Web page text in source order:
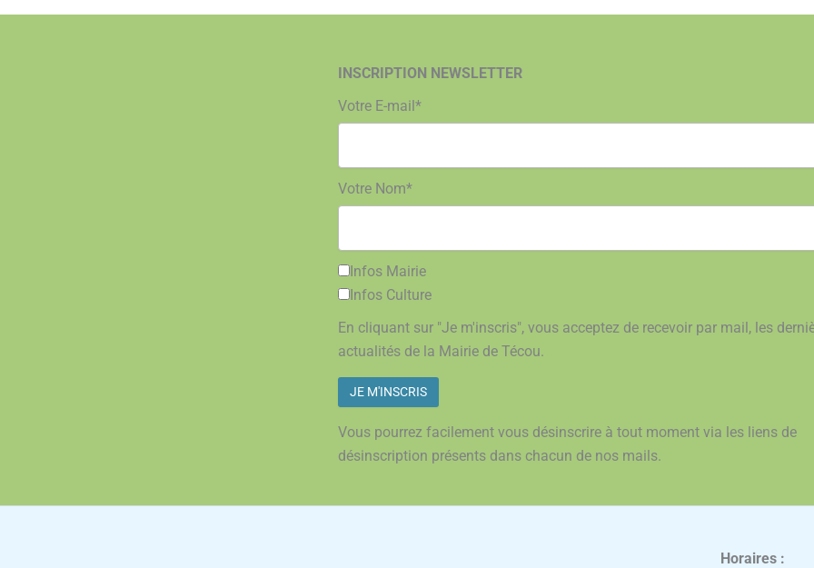
INSCRIPTION NEWSLETTER
Votre E-mail*
Votre Nom*
Infos Mairie
Infos Culture
En cliquant sur "Je m'inscris", vous acceptez de recevoir par mail, les
actualités de la Mairie de Técou.
Vous pourrez facilement vous désinscrire à tout moment via les liens de
désinscription présents dans chacun de nos mails.
Horaires :